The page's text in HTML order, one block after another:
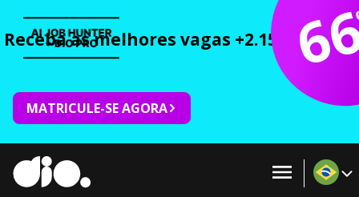
Receba as melhores vagas +2.150 cursos
MATRICULE-SE AGORA